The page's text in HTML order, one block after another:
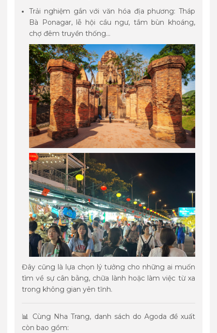
Trải nghiệm gắn với văn hóa địa phương: Tháp
Bà Ponagar, lễ hội cầu ngư, tắm bùn khoáng,
chợ đêm truyền thống…
Đây cũng là lựa chọn lý tưởng cho những ai muốn
tìm về sự cân bằng, chữa lành hoặc làm việc từ xa
trong không gian yên tĩnh.
📊 Cùng Nha Trang, danh sách do Agoda đề xuất
còn bao gồm: